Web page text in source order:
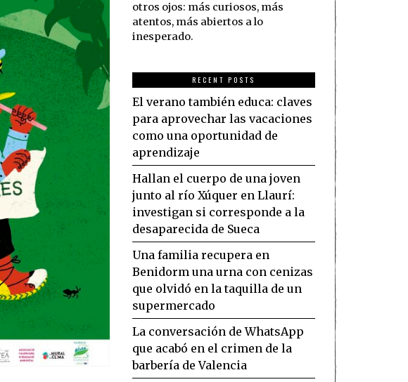
otros ojos: más curiosos, más
atentos, más abiertos a lo
inesperado.
RECENT POSTS
El verano también educa: claves
para aprovechar las vacaciones
como una oportunidad de
aprendizaje
Hallan el cuerpo de una joven
junto al río Xúquer en Llaurí:
investigan si corresponde a la
desaparecida de Sueca
Una familia recupera en
Benidorm una urna con cenizas
que olvidó en la taquilla de un
supermercado
La conversación de WhatsApp
que acabó en el crimen de la
barbería de Valencia